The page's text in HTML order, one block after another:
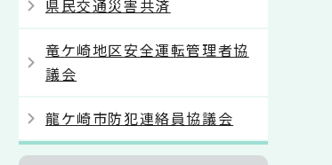
県民交通災害共済
竜ケ崎地区安全運転管理者協
議会
龍ケ崎市防犯連絡員協議会